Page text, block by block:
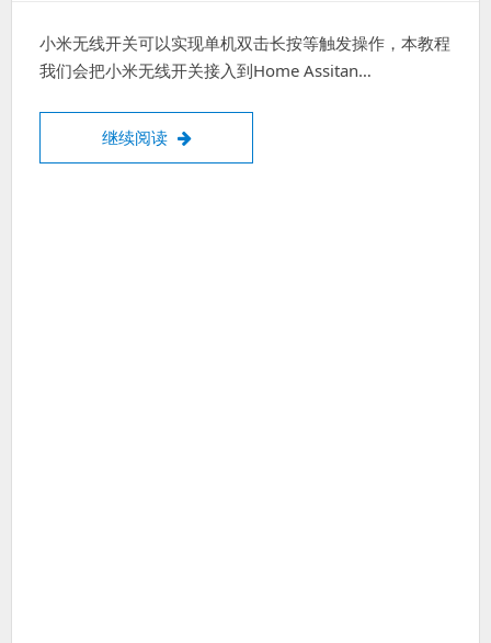
小米无线开关可以实现单机双击长按等触发操作，本教程
我们会把小米无线开关接入到Home Assitan…
继续阅读 小米无线开关接入Home Assistant 无需小